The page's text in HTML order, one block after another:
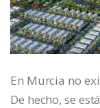
En Murcia no
De hecho, se